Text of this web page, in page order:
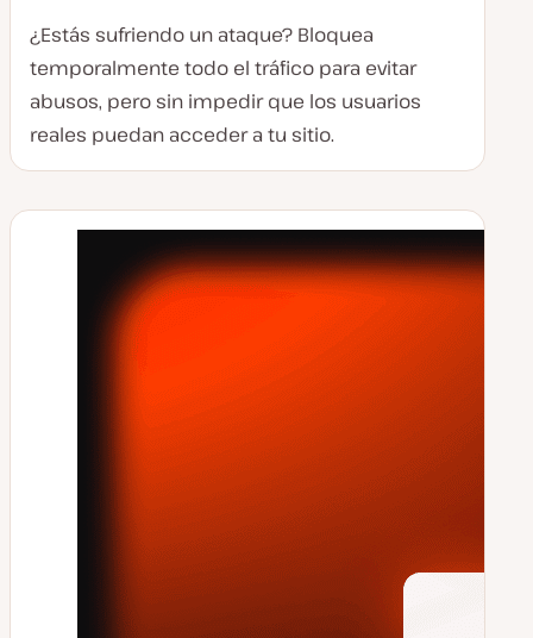
¿Estás sufriendo un ataque? Bloquea
temporalmente todo el tráfico para evitar
abusos, pero sin impedir que los usuarios
reales puedan acceder a tu sitio.